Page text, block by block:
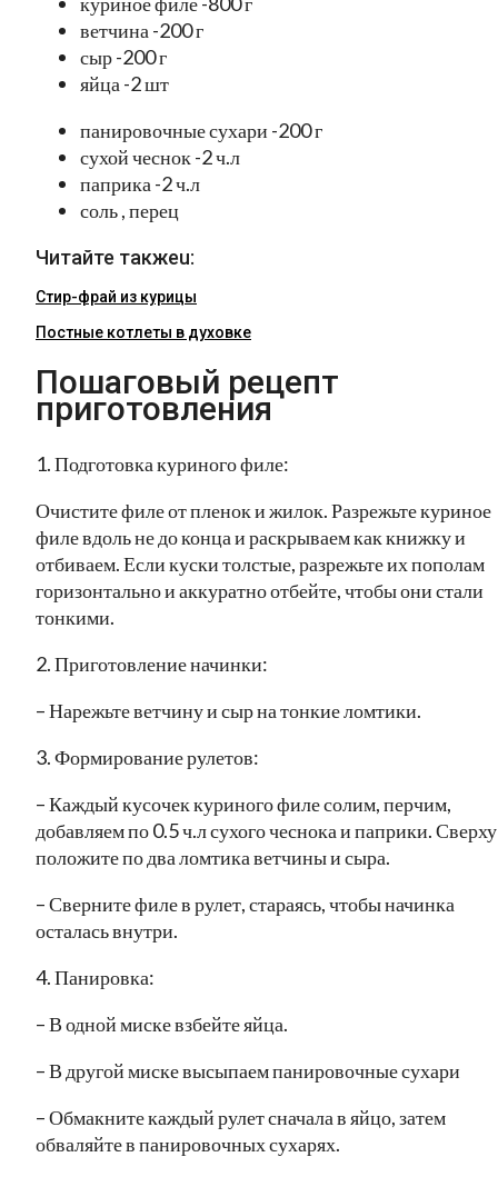
ветчина -200 г
сыр -200 г
яйца -2 шт
панировочные сухари -200 г
сухой чеснок -2 ч.л
паприка -2 ч.л
соль , перец
Читайте такжеu:
Стир-фрай из курицы
Постные котлеты в духовке
Пошаговый рецепт
приготовления
1. Подготовка куриного филе:
Очистите филе от пленок и жилок. Разрежьте куриное
филе вдоль не до конца и раскрываем как книжку и
отбиваем. Если куски толстые, разрежьте их пополам
горизонтально и аккуратно отбейте, чтобы они стали
тонкими.
2. Приготовление начинки:
– Нарежьте ветчину и сыр на тонкие ломтики.
3. Формирование рулетов:
– Каждый кусочек куриного филе солим, перчим,
добавляем по 0.5 ч.л сухого чеснока и паприки. Сверху
положите по два ломтика ветчины и сыра.
– Сверните филе в рулет, стараясь, чтобы начинка
осталась внутри.
4. Панировка:
– В одной миске взбейте яйца.
– В другой миске высыпаем панировочные сухари
– Обмакните каждый рулет сначала в яйцо, затем
обваляйте в панировочных сухарях.